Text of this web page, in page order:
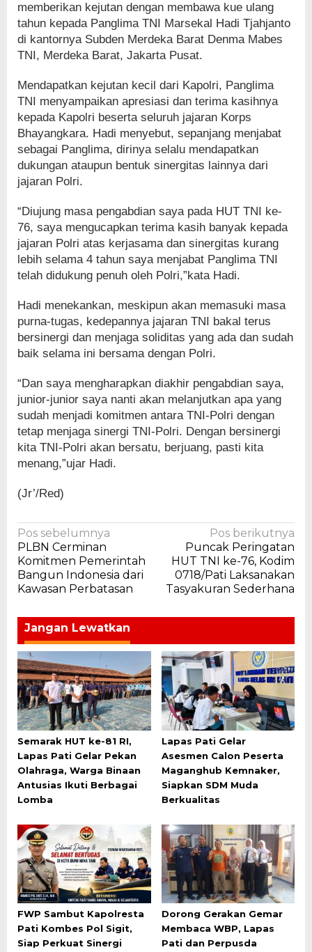
memberikan kejutan dengan membawa kue ulang
tahun kepada Panglima TNI Marsekal Hadi Tjahjanto
di kantornya Subden Merdeka Barat Denma Mabes
TNI, Merdeka Barat, Jakarta Pusat.
Mendapatkan kejutan kecil dari Kapolri, Panglima
TNI menyampaikan apresiasi dan terima kasihnya
kepada Kapolri beserta seluruh jajaran Korps
Bhayangkara. Hadi menyebut, sepanjang menjabat
sebagai Panglima, dirinya selalu mendapatkan
dukungan ataupun bentuk sinergitas lainnya dari
jajaran Polri.
“Diujung masa pengabdian saya pada HUT TNI ke-
76, saya mengucapkan terima kasih banyak kepada
jajaran Polri atas kerjasama dan sinergitas kurang
lebih selama 4 tahun saya menjabat Panglima TNI
telah didukung penuh oleh Polri,”kata Hadi.
Hadi menekankan, meskipun akan memasuki masa
purna-tugas, kedepannya jajaran TNI bakal terus
bersinergi dan menjaga soliditas yang ada dan sudah
baik selama ini bersama dengan Polri.
“Dan saya mengharapkan diakhir pengabdian saya,
junior-junior saya nanti akan melanjutkan apa yang
sudah menjadi komitmen antara TNI-Polri dengan
tetap menjaga sinergi TNI-Polri. Dengan bersinergi
kita TNI-Polri akan bersatu, berjuang, pasti kita
menang,”ujar Hadi.
(Jr’/Red)
Navigasi
pos
Pos sebelumnya
PLBN Cerminan
Komitmen Pemerintah
Bangun Indonesia dari
Kawasan Perbatasan
Pos berikutnya
Puncak Peringatan
HUT TNI ke-76, Kodim
0718/Pati Laksanakan
Tasyakuran Sederhana
Jangan Lewatkan
Semarak HUT ke-81 RI,
Lapas Pati Gelar Pekan
Olahraga, Warga Binaan
Antusias Ikuti Berbagai
Lomba
Lapas Pati Gelar
Asesmen Calon Peserta
Maganghub Kemnaker,
Siapkan SDM Muda
Berkualitas
FWP Sambut Kapolresta
Pati Kombes Pol Sigit,
Siap Perkuat Sinergi
Dorong Gerakan Gemar
Membaca WBP, Lapas
Pati dan Perpusda